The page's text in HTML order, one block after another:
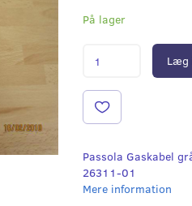
På lager
Læg
Passola Gaskabel
26311-01
Mere information